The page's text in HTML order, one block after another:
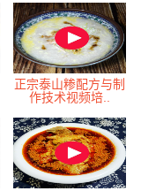
正宗泰山糁配方与制
作技术视频培..